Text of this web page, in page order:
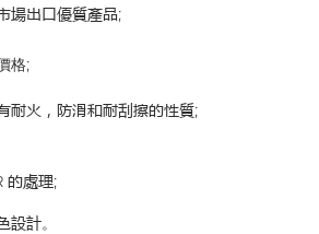
場出口優質產品;
格;
耐火，防滑和耐刮擦的性質;
的處理;
設計。